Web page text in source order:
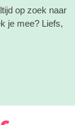
op zoek naar
je mee? Liefs,